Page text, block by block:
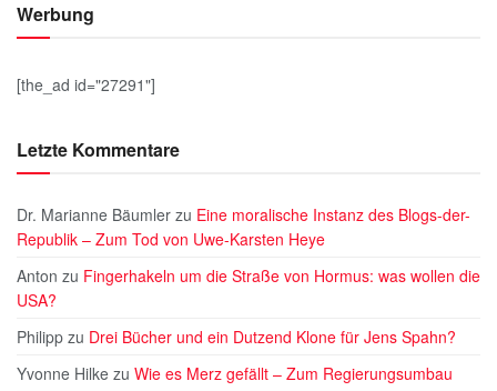
Werbung
[the_ad id="27291"]
Letzte Kommentare
Dr. Marianne Bäumler zu Eine moralische Instanz des Blogs-der-
Republik – Zum Tod von Uwe-Karsten Heye
Anton zu Fingerhakeln um die Straße von Hormus: was wollen die
USA?
Philipp zu Drei Bücher und ein Dutzend Klone für Jens Spahn?
Yvonne Hilke zu Wie es Merz gefällt – Zum Regierungsumbau